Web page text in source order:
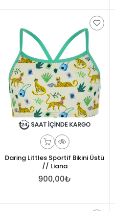
Daring Littles Sportif Bikini Üstü
// Liana
900,00₺